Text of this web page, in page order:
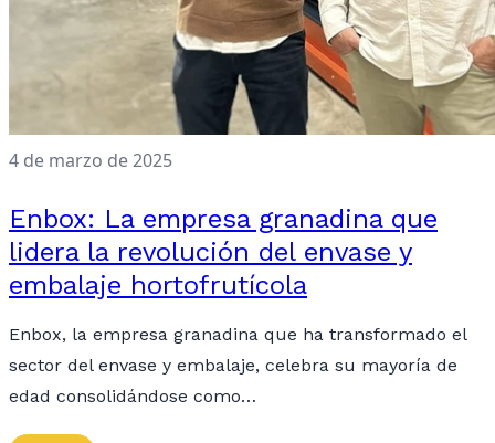
4 de marzo de 2025
Enbox: La empresa granadina que
lidera la revolución del envase y
embalaje hortofrutícola
Enbox, la empresa granadina que ha transformado el
sector del envase y embalaje, celebra su mayoría de
edad consolidándose como…